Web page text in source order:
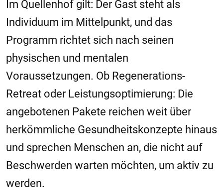
Im Quellenhof gilt: Der Gast steht als
Individuum im Mittelpunkt, und das
Programm richtet sich nach seinen
physischen und mentalen
Voraussetzungen. Ob Regenerations-
Retreat oder Leistungsoptimierung: Die
angebotenen Pakete reichen weit über
herkömmliche Gesundheitskonzepte hinaus
und sprechen Menschen an, die nicht auf
Beschwerden warten möchten, um aktiv zu
werden.